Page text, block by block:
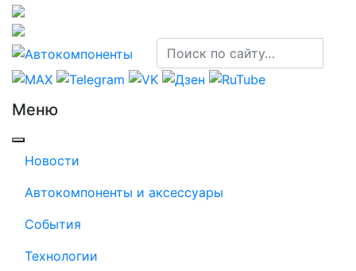
Меню
Новости
Автокомпоненты и аксессуары
События
Технологии